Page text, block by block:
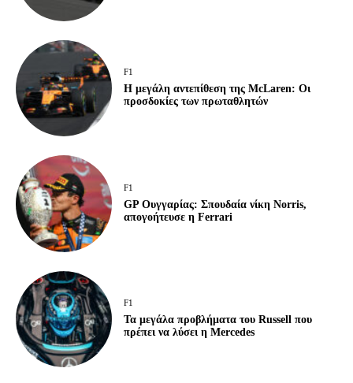
F1
Η μεγάλη αντεπίθεση της McLaren: Οι
προσδοκίες των πρωταθλητών
F1
GP Ουγγαρίας: Σπουδαία νίκη Norris,
απογοήτευσε η Ferrari
F1
Τα μεγάλα προβλήματα του Russell που
πρέπει να λύσει η Mercedes